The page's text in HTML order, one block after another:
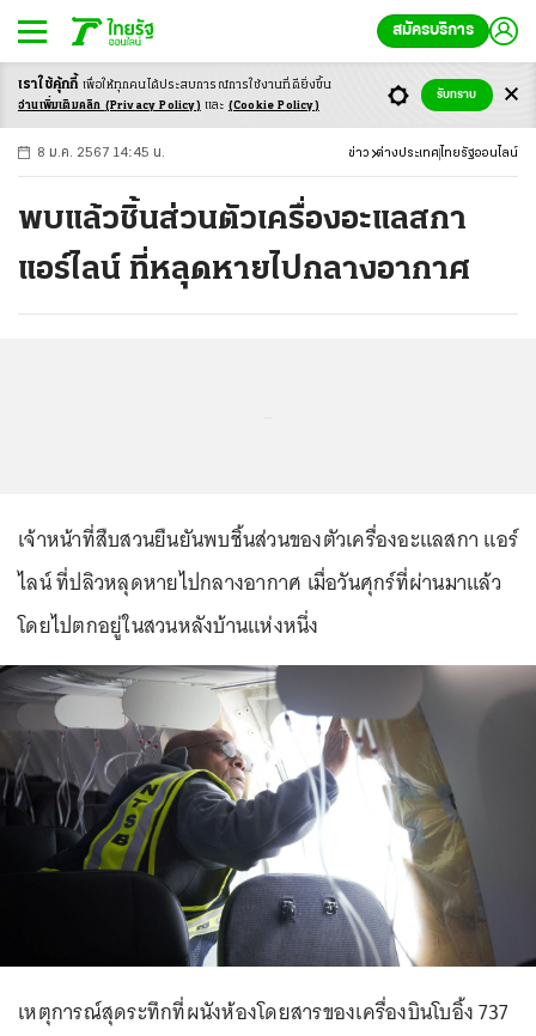
สมัครบริการ
-ก ก ก+
8 ม.ค. 2567 14:45 น. ข่าว ต่างประเทศ ไทยรัฐออนไลน์
พบแล้วชิ้นส่วนตัวเครื่องอะแลสกา
แอร์ไลน์ ที่หลุดหายไปกลางอากาศ
เจ้าหน้าที่สืบสวนยืนยันพบชิ้นส่วนของตัวเครื่องอะแลสกา แอร์
ไลน์ ที่ปลิวหลุดหายไปกลางอากาศ เมื่อวันศุกร์ที่ผ่านมาแล้ว
โดยไปตกอยู่ในสวนหลังบ้านแห่งหนึ่ง
เหตุการณ์สุดระทึกที่ผนังห้องโดยสารของเครื่องบินโบอิ้ง 737
เราใช้คุ้กกี้ เพื่อให้ทุกคนได้ประสบการณ์การใช้งานที่ดียิ่งขึ้น
อ่านเพิ่มเติมคลิก (Privacy Policy) และ (Cookie Policy)
รับทราบ